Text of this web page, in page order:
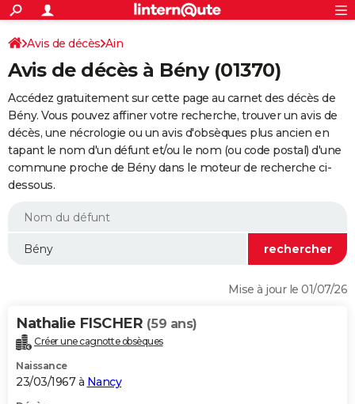
ACTUALITÉS
Politique
Société
Faits Divers
Education
Monde
Villes
+
SPORT
Coupe du monde 2026
Football
Tennis
Cyclisme
Rugby
Forum
Programme TV
TNT
Streaming
Cinéma
Sorties cinéma
Musique
+
FINANCE
Retraite
Epargne
Immobilier
Risques naturels par ville
Assurance
AUTO
Essais
Réserver un essai
Citadines
Berlines
SUV
Forum auto
+
HIGH-TECH
BRICOLAGE
WEEK-END
Alimentation
Guide de la santé
Maladies
Médicaments
Sommeil
VOYAGE
Destinations
City break
Voyage nature
Voyage de noces
Forum
Climat
+PHOTO
Avis de décès Ain
Avis de décès à Bény (01370)
Accédez gratuitement sur cette page au carnet des décès de
Bény. Vous pouvez affiner votre recherche, trouver un avis de
décès, une nécrologie ou un avis d'obsèques plus ancien en
tapant le nom d'un défunt et/ou le nom (ou code postal) d'une
commune proche de Bény dans le moteur de recherche ci-
dessous.
Mise à jour le 01/07/26
Nathalie FISCHER (59 ans)
Créer une cagnotte obsèques
Naissance
23/03/1967 à Nancy